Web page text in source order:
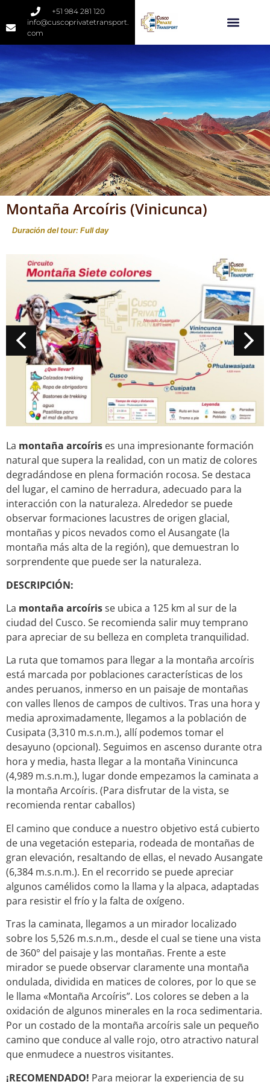
+51 984 281 120
info@cuscoprivatetransport.
com
Montaña Arcoíris (Vinicunca)
Duración del tour: Full day
La montaña arcoíris es una impresionante formación
natural que supera la realidad, con un matiz de colores
degradándose en plena formación rocosa. Se destaca
del lugar, el camino de herradura, adecuado para la
interacción con la naturaleza. Alrededor se puede
observar formaciones lacustres de origen glacial,
montañas y picos nevados como el Ausangate (la
montaña más alta de la región), que demuestran lo
sorprendente que puede ser la naturaleza.
DESCRIPCIÓN:
La montaña arcoírisse ubica a 125 km al sur de la
ciudad del Cusco. Se recomienda salir muy temprano
para apreciar de su belleza en completa tranquilidad.
La ruta que tomamos para llegar a la montaña arcoíris
está marcada por poblaciones características de los
andes peruanos, inmerso en un paisaje de montañas
con valles llenos de campos de cultivos. Tras una hora y
media aproximadamente, llegamos a la población de
Cusipata (3,310 m.s.n.m.), allí podemos tomar el
desayuno (opcional). Seguimos en ascenso durante otra
hora y media, hasta llegar a la montaña Vinincunca
(4,989 m.s.n.m.), lugar donde empezamos la caminata a
la montaña Arcoíris. (Para disfrutar de la vista, se
recomienda rentar caballos)
El camino que conduce a nuestro objetivo está cubierto
de una vegetación esteparia, rodeada de montañas de
gran elevación, resaltando de ellas, el nevado Ausangate
(6,384 m.s.n.m.). En el recorrido se puede apreciar
algunos camélidos como la llama y la alpaca, adaptadas
para resistir el frío y la falta de oxígeno.
Tras la caminata, llegamos a un mirador localizado
sobre los 5,526 m.s.n.m., desde el cual se tiene una vista
de 360° del paisaje y las montañas. Frente a este
mirador se puede observar claramente una montaña
ondulada, dividida en matices de colores, por lo que se
le llama «Montaña Arcoíris”. Los colores se deben a la
oxidación de algunos minerales en la roca sedimentaria.
Por un costado de la montaña arcoíris sale un pequeño
camino que conduce al valle rojo, otro atractivo natural
que enmudece a nuestros visitantes.
¡RECOMENDADO! Para mejorar la experiencia de su